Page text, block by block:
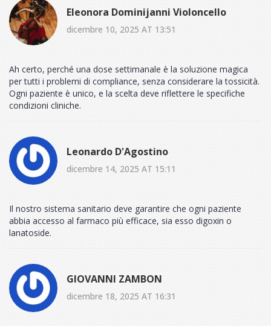
Eleonora Dominijanni Violoncello
dicembre 10, 2025 AT 13:51
Ah certo, perché una dose settimanale è la soluzione magica
per tutti i problemi di compliance, senza considerare la tossicità.
Ogni paziente è unico, e la scelta deve riflettere le specifiche
condizioni cliniche.
Leonardo D'Agostino
dicembre 14, 2025 AT 15:11
Il nostro sistema sanitario deve garantire che ogni paziente
abbia accesso al farmaco più efficace, sia esso digoxin o
lanatoside.
GIOVANNI ZAMBON
dicembre 18, 2025 AT 16:31